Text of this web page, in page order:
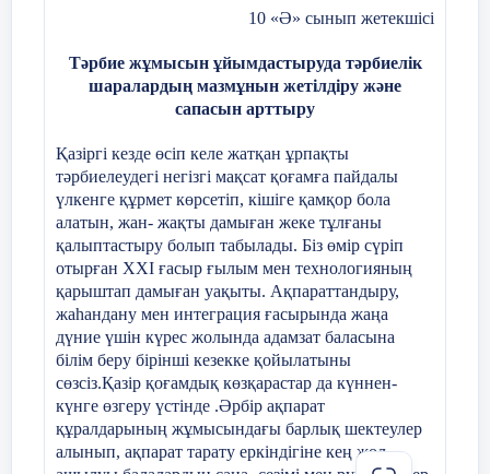
10 «Ә» сынып жетекшісі
Тәрбие жұмысын ұйымдастыруда тәрбиелік
шаралардың мазмұнын жетілдіру және
сапасын арттыру
Қазіргі кезде өсіп келе жатқан ұрпақты
тәрбиелеудегі негізгі мақсат қоғамға пайдалы
үлкенге құрмет көрсетіп, кішіге қамқор бола
алатын, жан- жақты дамыған жеке тұлғаны
қалыптастыру болып табылады. Біз өмір сүріп
отырған ХХІ ғасыр ғылым мен технологияның
қарыштап дамыған уақыты. Ақпараттандыру,
жаһандану мен интеграция ғасырында жаңа
дүние үшін күрес жолында адамзат баласына
білім беру бірінші кезекке қойылатыны
сөзсіз.Қазір қоғамдық көзқарастар да күннен-
күнге өзгеру үстінде .Әрбір ақпарат
құралдарының жұмысындағы барлық шектеулер
алынып, ақпарат тарату еркіндігіне кең жол